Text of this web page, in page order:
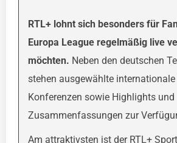
RTL+ lohnt sich besonders für
Europa League regelmäßig live
möchten. Neben den deutschen
stehen ausgewählte internationale
Konferenzen sowie Highlights und
Zusammenfassungen zur
Am attraktivsten ist der RTL+